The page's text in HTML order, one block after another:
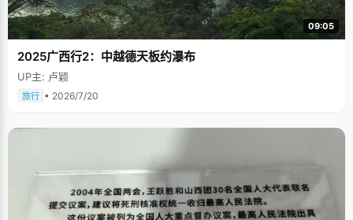
09:05
2025广西行2：中越德天板约瀑布
UP主: 卢颖
旅行 • 2026/7/20